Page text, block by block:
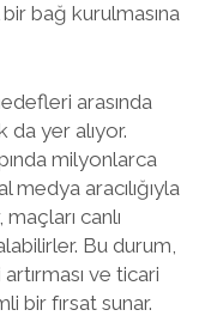
bağ kurulmasına
arasında
yer alıyor.
milyonlarca
aracılığıyla
canlı
Bu durum,
ve ticari
bir fırsat sunar.